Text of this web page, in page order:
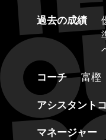
過去の成績
コーチ
富
アシスタント
マネージャー